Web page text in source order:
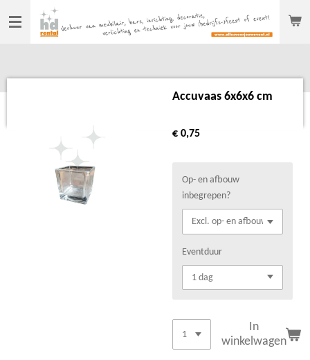
Ga
direct
hoofdinhoud
Accuvaas 6x6x6 cm
€ 0,75
Op- en afbouw
inbegrepen?
Eventduur
In
winkelwagen